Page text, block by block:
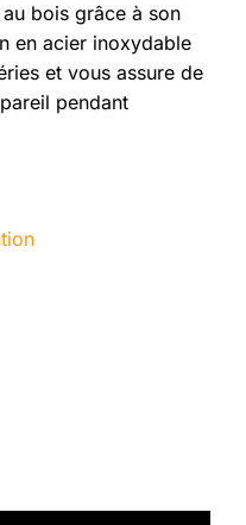
bois grâce à son
en acier inoxydable
et vous assure de
pendant